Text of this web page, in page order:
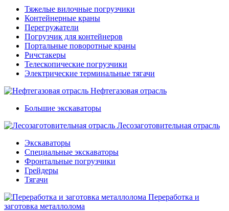
Тяжелые вилочные погрузчики
Контейнерные краны
Перегружатели
Погрузчик для контейнеров
Портальные поворотные краны
Ричстакеры
Телескопические погрузчики
Электрические терминальные тягачи
Нефтегазовая отрасль
Большие экскаваторы
Лесозаготовительная отрасль
Экскаваторы
Специальные экскаваторы
Фронтальные погрузчики
Грейдеры
Тягачи
Переработка и
заготовка металлолома